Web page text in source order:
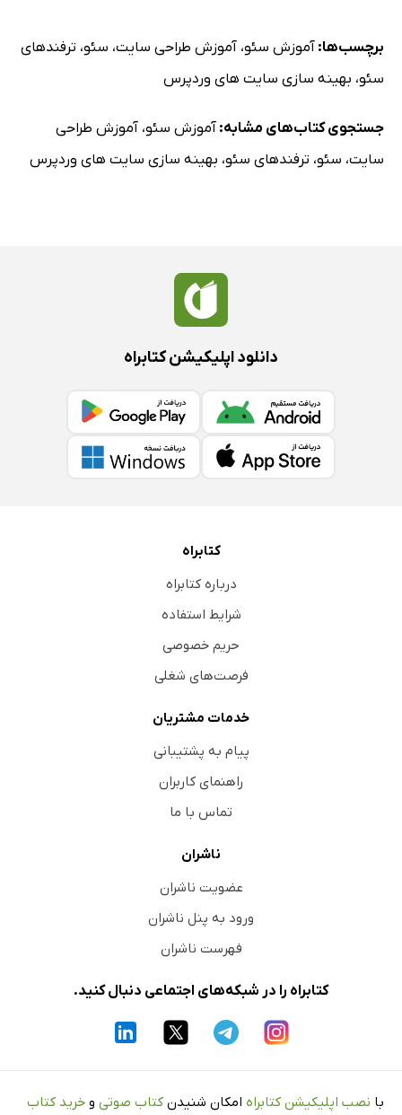
برچسب‌ها: آموزش سئو، آموزش طراحی سایت، سئو، ترفندهای
سئو، بهینه سازی سایت های وردپرس
جستجوی کتاب‌های مشابه: آموزش سئو، آموزش طراحی
سایت، سئو، ترفندهای سئو، بهینه سازی سایت های وردپرس
دانلود اپلیکیشن کتابراه
کتابراه
درباره کتابراه
شرایط استفاده
حریم خصوصی
فرصت‌های شغلی
خدمات مشتریان
پیام به پشتیبانی
راهنمای کاربران
تماس با ما
ناشران
عضویت ناشران
ورود به پنل ناشران
فهرست ناشران
کتابراه را در شبکه‌های اجتماعی دنبال کنید.
با نصب اپلیکیشن کتابراه امکان شنیدن کتاب صوتی و خرید کتاب